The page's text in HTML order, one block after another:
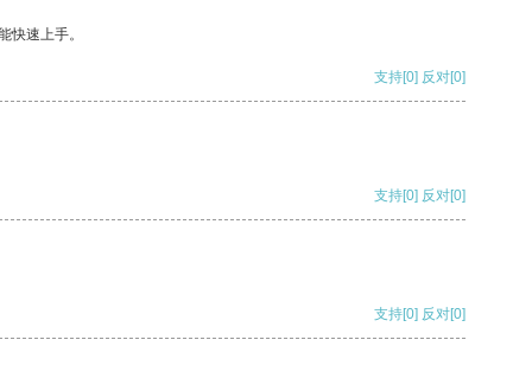
快速上手。
支持[0] 反对[0]
支持[0] 反对[0]
支持[0] 反对[0]